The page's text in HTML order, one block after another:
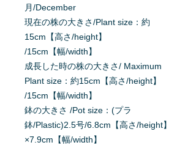
月/December
現在の株の大きさ/Plant size：約
15cm【高さ/height】
/15cm【幅/width】
成長した時の株の大きさ/ Maximum
Plant size：約15cm【高さ/height】
/15cm【幅/width】
鉢の大きさ /Pot size：(プラ
鉢/Plastic)2.5号/6.8cm【高さ/height】
×7.9cm【幅/width】